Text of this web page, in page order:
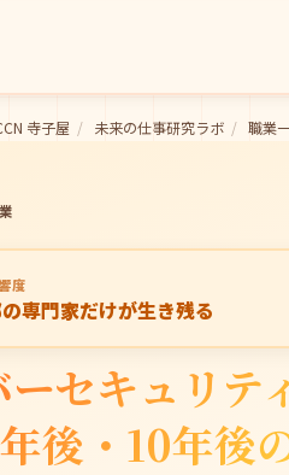
寺子屋 / 未来の仕事研究ラボ / 職業
度
専門家だけが生き残る
ーセキュリ
後・10年後